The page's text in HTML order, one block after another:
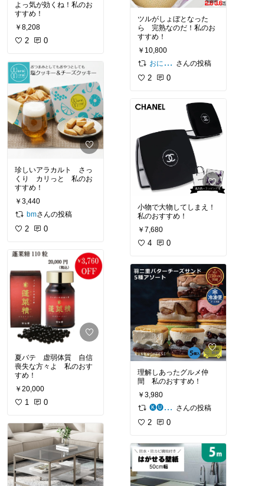
よっ気が効くね！私のお
すすめ！
￥8,208
2 0
珍しいアラカルト さっ
くり カリっと 私のお
すすめ！
￥3,440
bmさんの投稿
2 0
夏バテ 虚弱体質 自信
喪失な方々よ 私のおす
すめ！
￥20,000
1 0
ツルがしょぼとなった
ら 完熟なのだ！私のお
すすめ！
￥10,800
おにぎり@ゆる無添加
さんの投稿
2 0
小物で大物してしまえ！
私のおすすめ！
￥7,680
4 0
理解しあったグルメ仲
間 私のおすすめ！
￥3,980
🅚🅤🅡🅐🅢🅗🅘
さんの投稿
2 0